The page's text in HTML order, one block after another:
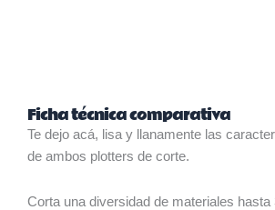
Ficha técnica comparativa
Te dejo acá, lisa y llanamente las
de ambos plotters de corte.
Corta una diversidad de materiales